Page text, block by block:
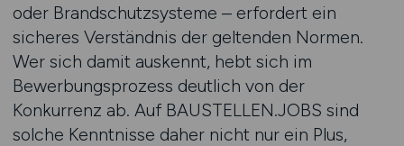
oder Brandschutzsysteme – erfordert ein
sicheres Verständnis der geltenden Normen.
Wer sich damit auskennt, hebt sich im
Bewerbungsprozess deutlich von der
Konkurrenz ab. Auf BAUSTELLEN.JOBS sind
solche Kenntnisse daher nicht nur ein Plus,